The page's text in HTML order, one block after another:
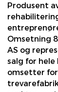
Produsent
Omsetning
AS og
salg for
omsetter